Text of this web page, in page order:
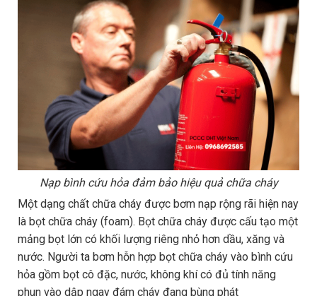
Nạp bình cứu hỏa đảm bảo hiệu quả chữa cháy
Một dạng chất chữa cháy được bơm nạp rộng rãi hiện nay
là bọt chữa cháy (foam). Bọt chữa cháy được cấu tạo một
mảng bọt lớn có khối lượng riêng nhỏ hơn dầu, xăng và
nước. Người ta bơm hỗn hợp bọt chữa cháy vào bình cứu
hỏa gồm bọt cô đặc, nước, không khí có đủ tính năng
phun vào dập ngay đám cháy đang bùng phát